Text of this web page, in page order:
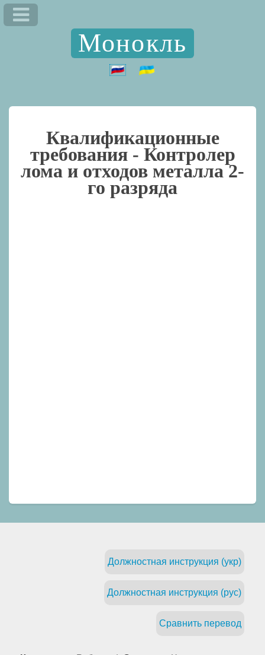
Монокль
Квалификационные
требования - Контролер
лома и отходов металла 2-
го разряда
Должностная инструкция (укр)
Должностная инструкция (рус)
Сравнить перевод